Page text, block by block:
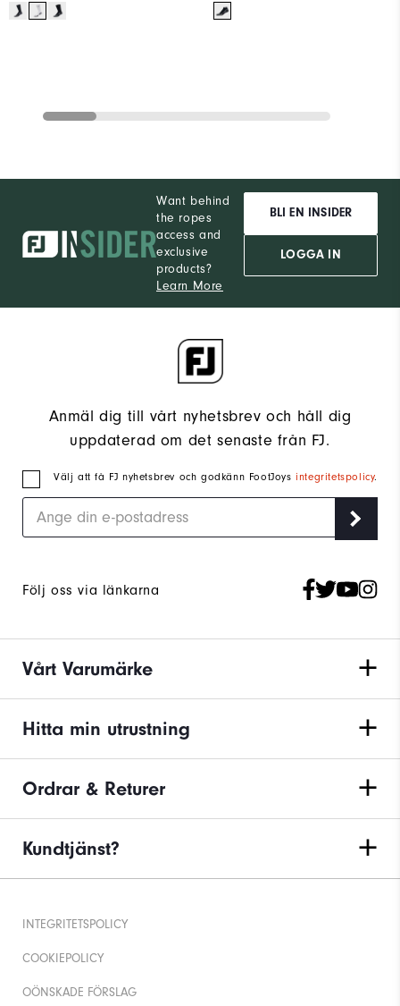
Want behind
the ropes
access and
exclusive
products?
Learn More
BLI EN INSIDER
LOGGA IN
Anmäl dig till vårt nyhetsbrev och håll dig
uppdaterad om det senaste från FJ.
Välj att få FJ nyhetsbrev och godkänn FootJoysintegritetspolicy.
Följ oss via länkarna
Vårt Varumärke
Hitta min utrustning
Ordrar & Returer
Kundtjänst?
INTEGRITETSPOLICY
COOKIEPOLICY
OÖNSKADE FÖRSLAG